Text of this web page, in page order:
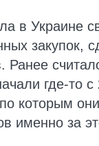
в Украине
закупок,
где-то
которым
именно за